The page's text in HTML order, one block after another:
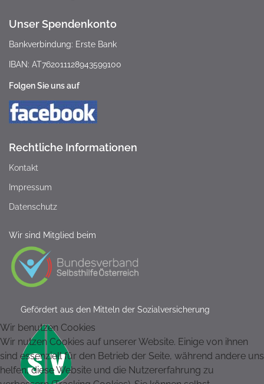
Unser Spendenkonto
Bankverbindung: Erste Bank
IBAN: AT762011128943599100
Folgen Sie uns auf
Rechtliche Informationen
Kontakt
Impressum
Datenschutz
Wir sind Mitglied beim
Gefördert aus den Mitteln der Sozialversicherung
Wir benutzen Cookies
Wir nutzen Cookies auf unserer Website. Einige von ihnen
sind essenziell für den Betrieb der Seite, während andere uns
helfen, diese Website und die Nutzererfahrung zu